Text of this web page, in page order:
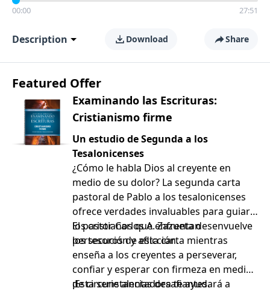
00:00 27:51
Description Download Share
Featured Offer
Examinando las Escrituras:
Cristianismo firme
Un estudio de Segunda a los
Tesalonicenses
¿Cómo le habla Dios al creyente en
medio de su dolor? La segunda carta
pastoral de Pablo a los tesalonicenses
ofrece verdades invaluables para guiar a
los cristianos que enfrentan
persecución y aflicción.
El pastor Carlos A. Zazueta desenvuelve
los tesoros de esta carta mientras
enseña a los creyentes a perseverar,
confiar y esperar con firmeza en medio
de circunstancias desafiantes.
¡Esta serie alentadora te ayudará a